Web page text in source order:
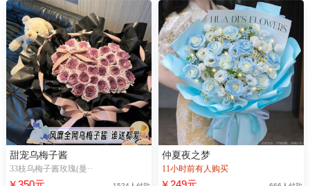
甜宠乌梅子酱
33枝乌梅子酱玫瑰(曼··
仲夏夜之梦
11小时前有人购买